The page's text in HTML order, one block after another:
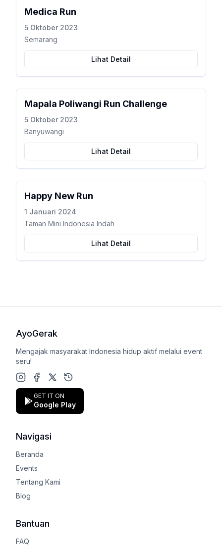
Medica Run
5 Oktober 2023
Semarang
Lihat Detail
Mapala Poliwangi Run Challenge
5 Oktober 2023
Banyuwangi
Lihat Detail
Happy New Run
1 Januari 2024
Taman Mini Indonesia Indah
Lihat Detail
AyoGerak
Mengajak masyarakat Indonesia hidup aktif melalui event
seru!
Instagram
Facebook
X (Twitter)
Google Play Store
GET IT ON
Google Play
Navigasi
Beranda
Events
Tentang Kami
Blog
Bantuan
FAQ